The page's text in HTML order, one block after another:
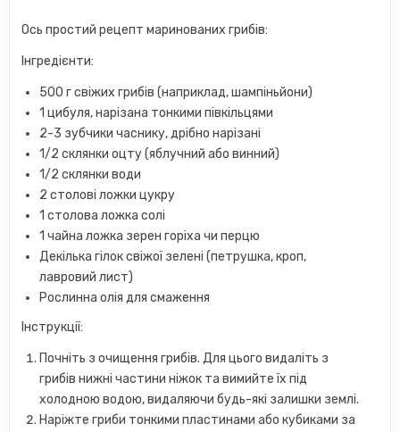
Ось простий рецепт маринованих грибів:
Інгредієнти:
500 г свіжих грибів (наприклад, шампіньйони)
1 цибуля, нарізана тонкими півкільцями
2-3 зубчики часнику, дрібно нарізані
1/2 склянки оцту (яблучний або винний)
1/2 склянки води
2 столові ложки цукру
1 столова ложка солі
1 чайна ложка зерен горіха чи перцю
Декілька гілок свіжої зелені (петрушка, кроп,
лавровий лист)
Рослинна олія для смаження
Інструкції:
Почніть з очищення грибів. Для цього видаліть з
грибів нижні частини ніжок та вимийте їх під
холодною водою, видаляючи будь-які залишки землі.
Наріжте гриби тонкими пластинами або кубиками за